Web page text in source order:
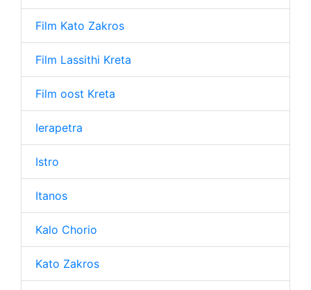
Film Kato Zakros
Film Lassithi Kreta
Film oost Kreta
Ierapetra
Istro
Itanos
Kalo Chorio
Kato Zakros